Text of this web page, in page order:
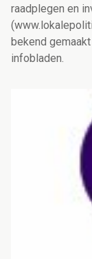
raadplegen en
bekend
infobladen.